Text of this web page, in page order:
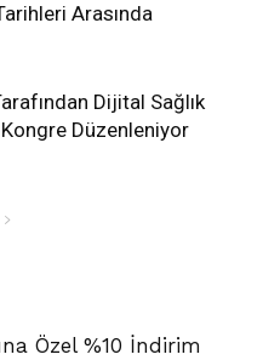
Arasında
Dijital Sağlık
Düzenleniyor
Özel %10 İndirim